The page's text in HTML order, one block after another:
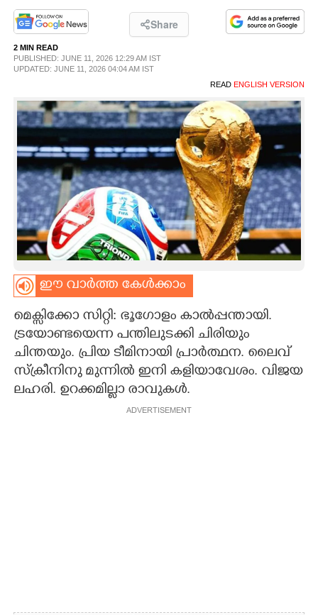
PHOTOS
LIFESTYLE
ART
ASTRO
CARTOONS
ZOOM
CONTACT US
Share
2 MIN READ
PUBLISHED: JUNE 11, 2026 12:29 AM IST
UPDATED: JUNE 11, 2026 04:04 AM IST
READ ENGLISH VERSION
ഈ വാർത്ത കേൾക്കാം
മെക്സിക്കോ സിറ്റി: ഭൂഗോളം കാൽപ്പന്തായി.
ട്രയോണ്ടയെന്ന പന്തിലുടക്കി ചിരിയും
ചിന്തയും. പ്രിയ ടീമിനായി പ്രാർത്ഥന. ലൈവ്
സ്ക്രീനിനു മുന്നിൽ ഇനി കളിയാവേശം. വിജയ
ലഹരി. ഉറക്കമില്ലാ രാവുകൾ.
ADVERTISEMENT